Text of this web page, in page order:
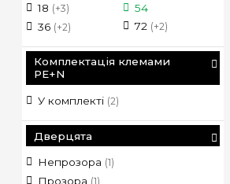
18 (+3)
36 (+2)
54
72 (+2)
Комплектація клемами
PE+N
У комплекті (2)
Дверцята
Непрозора (1)
Прозора (1)